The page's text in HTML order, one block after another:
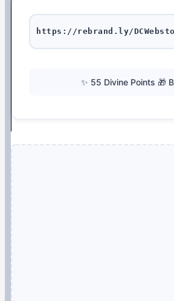
https://rebrand.ly/
✨ 55 Divine Points 🎁